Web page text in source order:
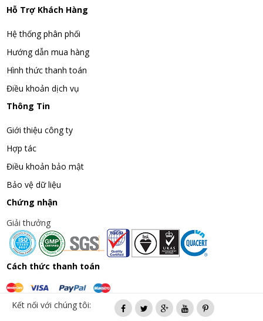
Hỗ Trợ Khách Hàng
Hệ thống phân phối
Hướng dẫn mua hàng
Hình thức thanh toán
Điều khoản dịch vụ
Thông Tin
Giới thiệu công ty
Hợp tác
Điều khoản bảo mật
Bảo vệ dữ liệu
Chứng nhận
Giải thưởng
Cách thức thanh toán
Kết nối với chúng tôi: